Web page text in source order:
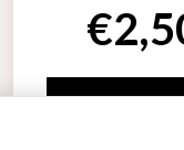
Neutrogena
RoC